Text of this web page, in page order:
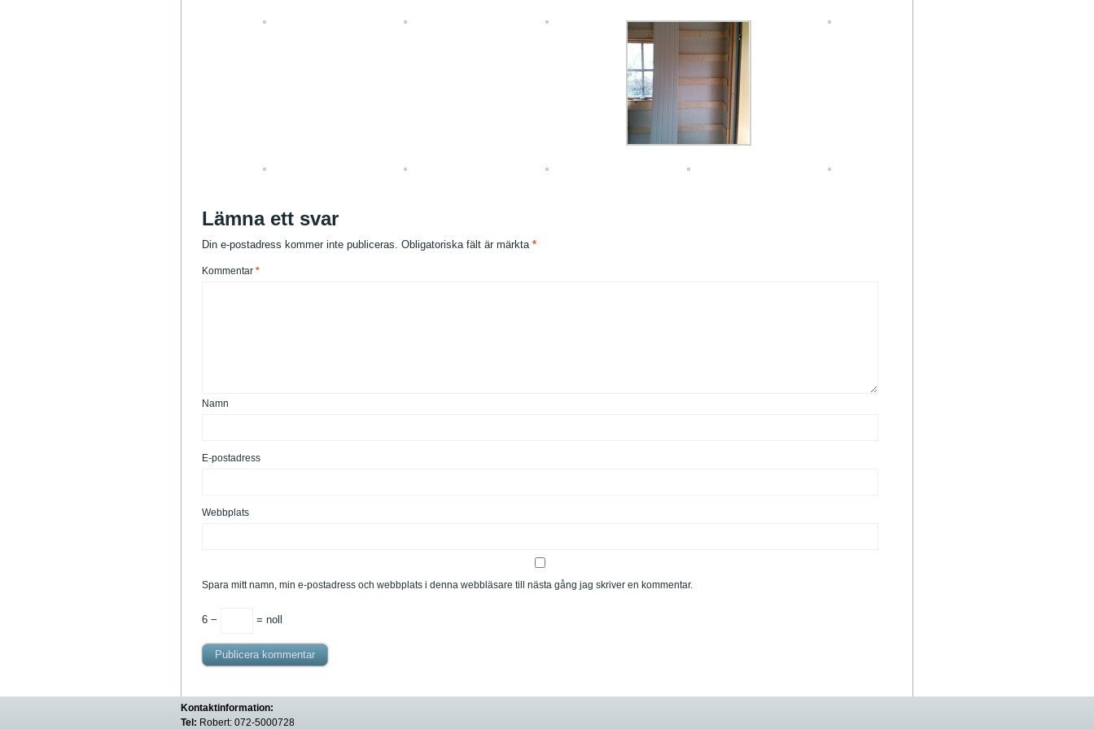
Lämna ett svar
Din e-postadress kommer inte publiceras. Obligatoriska fält är märkta *
Kommentar *
Namn
E-postadress
Webbplats
Spara mitt namn, min e-postadress och webbplats i denna webbläsare till nästa gång jag skriver en kommentar.
6 − = noll
Kontaktinformation:
Tel: Robert: 072-5000728